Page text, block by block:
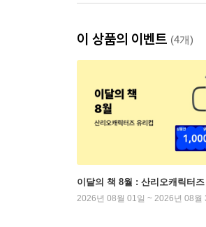
이 상품의 이벤트 (4개)
이달의 책 8월 : 산리오캐릭터즈
2026년 08월 01일 ~ 2026년 08월